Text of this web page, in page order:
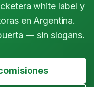
white label y
en Argentina.
— sin slogans.